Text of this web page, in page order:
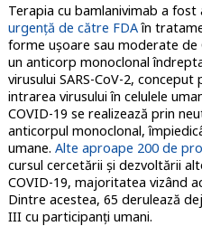
Terapia cu bamlanivimab a
urgență de către FDAîn
forme ușoare sau moderate de
un anticorp monoclonal
virusului SARS-CoV-2,
intrarea virusului în celulele
COVID-19 se realizează prin
anticorpul monoclonal,
umane. Alte aproape 200 de
cursul cercetării și dezvoltării
COVID-19, majoritatea vizând
Dintre acestea, 65 derulează
III cu participanți umani.